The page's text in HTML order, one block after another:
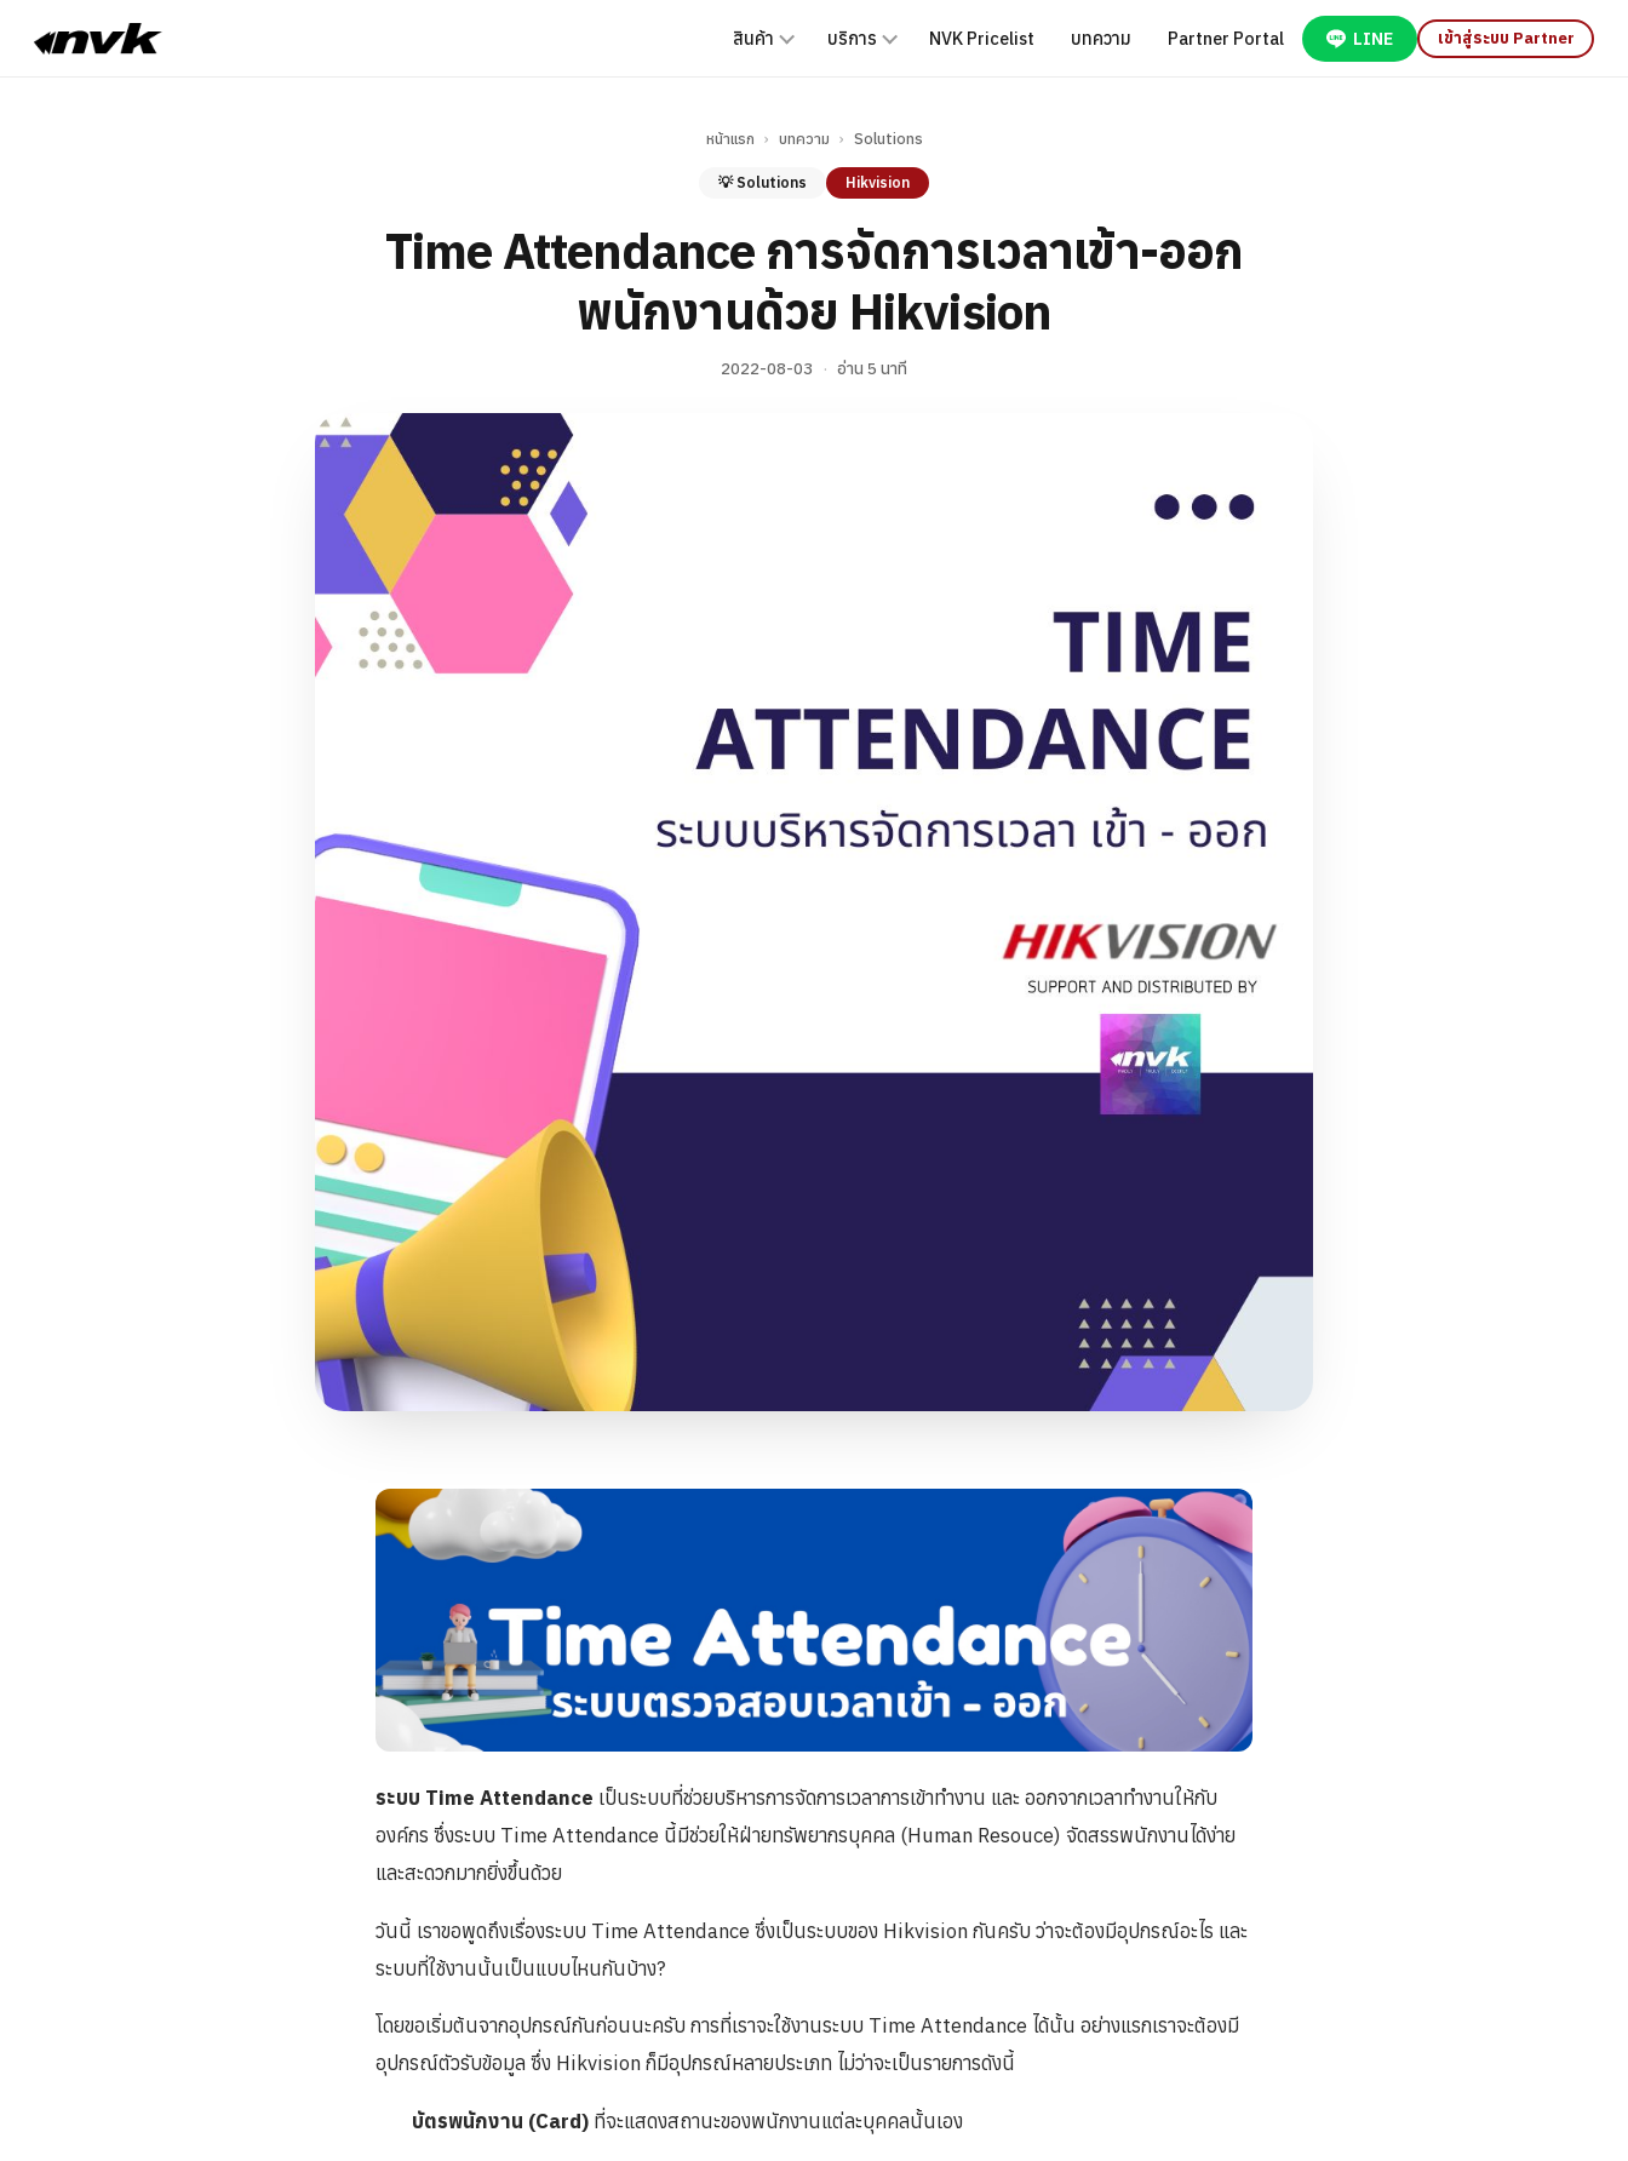
สินค้า บริการ NVK Pricelist บทความ Partner Portal LINE เข้าสู่ระบบ Partner
หน้าแรก › บทความ › Solutions
💡 Solutions Hikvision
Time Attendance การจัดการเวลาเข้า-ออก
พนักงานด้วย Hikvision
2022-08-03 · อ่าน 5 นาที
ระบบ Time Attendance เป็นระบบที่ช่วยบริหารการจัดการเวลาการเข้าทำงาน และ ออกจากเวลาทำงานให้กับ
องค์กร ซึ่งระบบ Time Attendance นี้มีช่วยให้ฝ่ายทรัพยากรบุคคล (Human Resouce) จัดสรรพนักงานได้ง่าย
และสะดวกมากยิ่งขึ้นด้วย
วันนี้ เราขอพูดถึงเรื่องระบบ Time Attendance ซึ่งเป็นระบบของ Hikvision กันครับ ว่าจะต้องมีอุปกรณ์อะไร และ
ระบบที่ใช้งานนั้นเป็นแบบไหนกันบ้าง?
โดยขอเริ่มต้นจากอุปกรณ์กันก่อนนะครับ การที่เราจะใช้งานระบบ Time Attendance ได้นั้น อย่างแรกเราจะต้องมี
อุปกรณ์ตัวรับข้อมูล ซึ่ง Hikvision ก็มีอุปกรณ์หลายประเภท ไม่ว่าจะเป็นรายการดังนี้
บัตรพนักงาน (Card) ที่จะแสดงสถานะของพนักงานแต่ละบุคคลนั้นเอง